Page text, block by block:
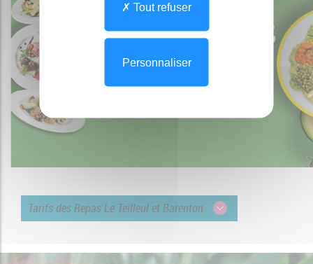
Tarifs des Repas Le Teilleul et Barenton
Tout refuser
Personnaliser